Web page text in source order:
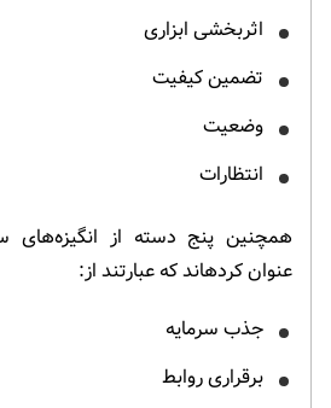
اثربخشی ابزاری
تضمین کیفیت
وضعیت
انتظارات
همچنین پنج دسته از انگیزه­‌های
عنوان کرده­اند که عبارتند از:
جذب سرمایه
برقراری روابط